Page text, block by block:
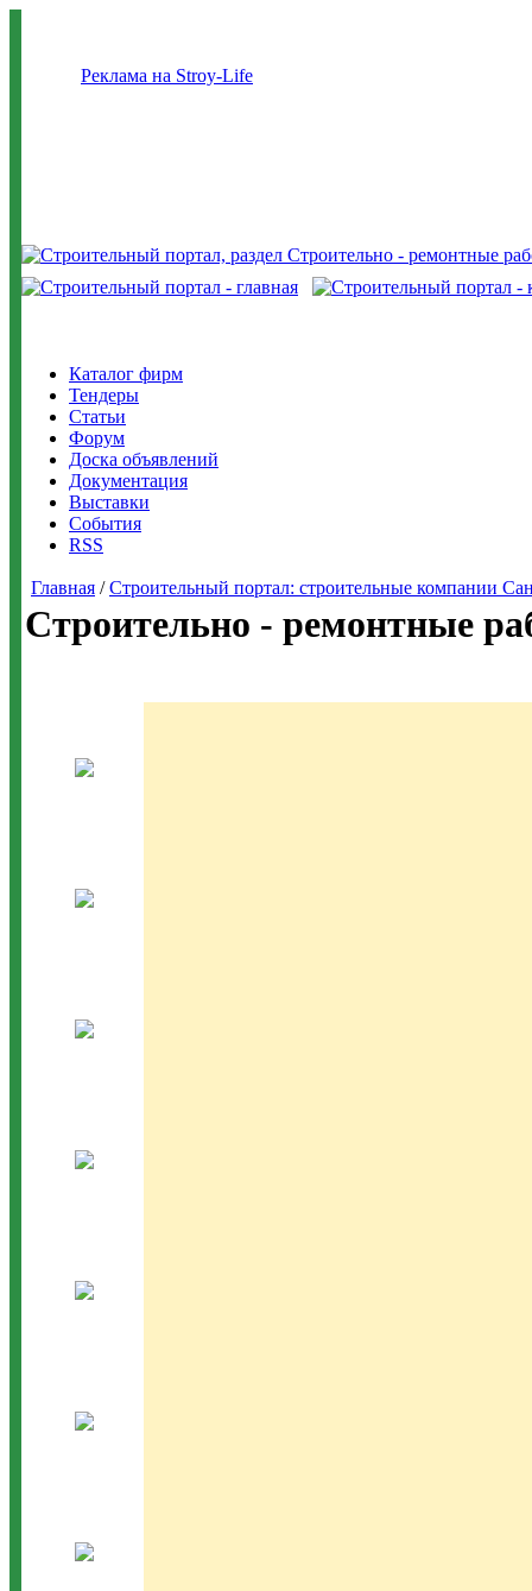
Реклама на Stroy-Life
Каталог фирм
Тендеры
Статьи
Форум
Доска объявлений
Документация
Выставки
События
RSS
Главная /Строительный портал: строительные компании
Строительно - ремонтные